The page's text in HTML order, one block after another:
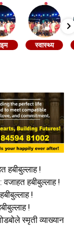
स्वास्थ्य
हबीबुल्लाह !
हबीबुल्लाह !
!
!
स्मृती व्याख्यान